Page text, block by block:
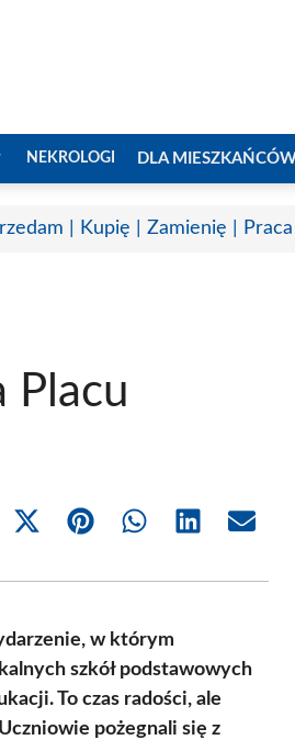
NEKROLOGI DLA
| Kupię | Zamienię | Praca
Placu
Share
(Twitter)
Share Share Share Share
w którym
szkół podstawowych
To czas radości, ale
pożegnali się z